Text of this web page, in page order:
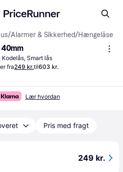
/Alarmer & Sikkerhed/Hængelåse
40mm
Kodelås, Smart lås
fra249 kr.til603 kr.
Lær hvordan
Pris med fragt
249 kr.